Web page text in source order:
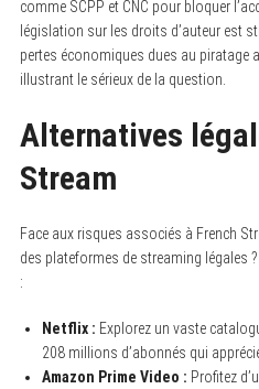
comme SCPP et CNC pour bloquer
législation sur les droits d’auteur est
pertes économiques dues au piratage
illustrant le sérieux de la question.
Alternatives
Stream
Face aux risques associés à French
des plateformes de streaming légales
:
Netflix : Explorez un vaste
208 millions d’abonnés qui
Amazon Prime Video : Profitez